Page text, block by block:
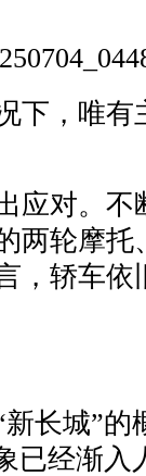
下，唯
应对。
两轮摩
，轿车
长城”
已经渐